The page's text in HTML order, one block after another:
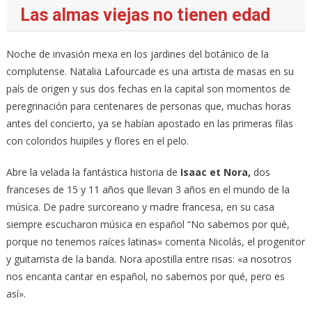
Las almas viejas no tienen edad
Noche de invasión mexa en los jardines del botánico de la
complutense. Natalia Lafourcade es una artista de masas en su
país de origen y sus dos fechas en la capital son momentos de
peregrinación para centenares de personas que, muchas horas
antes del concierto, ya se habían apostado en las primeras filas
con coloridos huipiles y flores en el pelo.
Abre la velada la fantástica historia de Isaac et Nora, dos
franceses de 15 y 11 años que llevan 3 años en el mundo de la
música. De padre surcoreano y madre francesa, en su casa
siempre escucharon música en español “No sabemos por qué,
porque no tenemos raíces latinas» comenta Nicolás, el progenitor
y guitarrista de la banda. Nora apostilla entre risas: «a nosotros
nos encanta cantar en español, no sabemos por qué, pero es
así».